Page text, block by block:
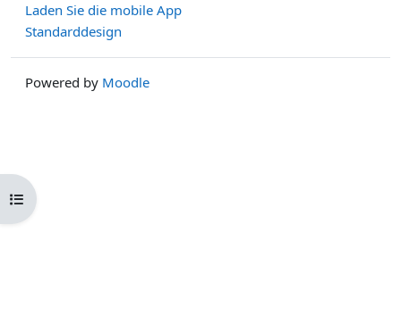
Kursindex öffnen
Laden Sie die mobile App
Standarddesign
Powered by Moodle